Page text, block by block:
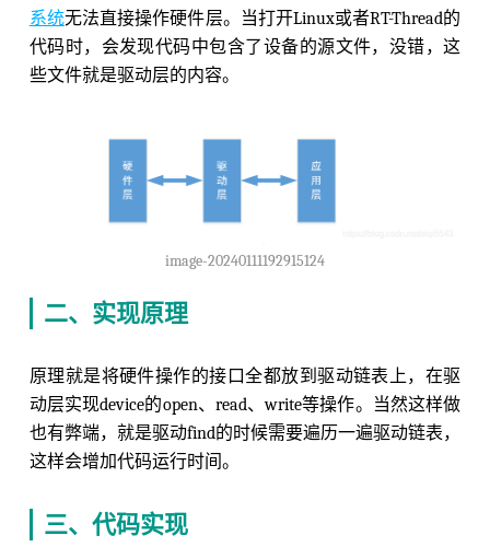
系统无法直接操作硬件层。当打开Linux或者RT-Thread的
代码时，会发现代码中包含了设备的源文件，没错，这
些文件就是驱动层的内容。
image-20240111192915124
二、实现原理
原理就是将硬件操作的接口全都放到驱动链表上，在驱
动层实现device的open、read、write等操作。当然这样做
也有弊端，就是驱动find的时候需要遍历一遍驱动链表，
这样会增加代码运行时间。
三、代码实现